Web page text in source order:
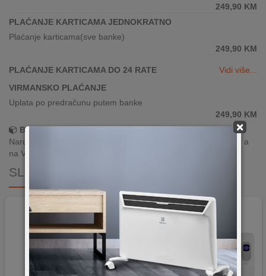
×
249,90 KM
PLAĆANJE KARTICAMA JEDNOKRATNO
Plaćanje karticama(sve banke)
249,90 KM
PLAĆANJE KARTICAMA DO 24 RATE
Vidi više...
VIRMANSKO PLAĆANJE
Uplata po predračunu putem banke
249,90 KM
Brza dostava!
Narudžbe zaprimljene radnim danima do 13h šaljemo isti dan, a
na Vašoj adresi paket je već za 24–48h.
SLIČNI PROIZVODI